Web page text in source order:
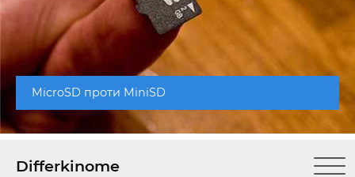
MicroSD проти MiniSD
Differkinome